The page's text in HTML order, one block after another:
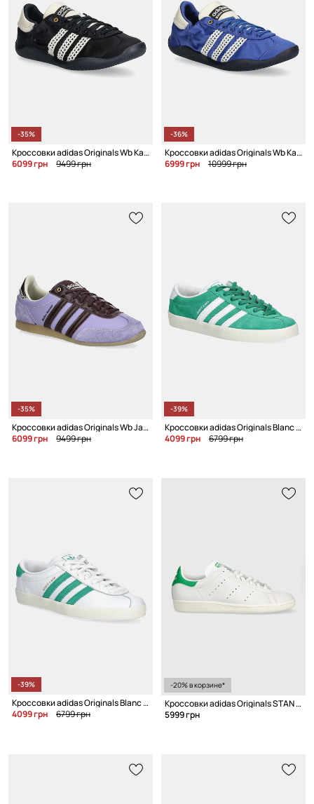
-35%
Кроссовки adidas Originals Wb Karintha Lo Satin
6099 грн
9499 грн
-36%
Кроссовки adidas Originals Wb Karintha Lo Satin
6999 грн
10999 грн
-35%
Кроссовки adidas Originals Wb Japan
6099 грн
9499 грн
-39%
Кроссовки adidas Originals Blanc x Sporty & Rich
4099 грн
6799 грн
-39%
Кроссовки adidas Originals Blanc x Sporty & Rich
4099 грн
6799 грн
-20% в корзине*
Кроссовки adidas Originals STAN SMITH 80s
5999 грн